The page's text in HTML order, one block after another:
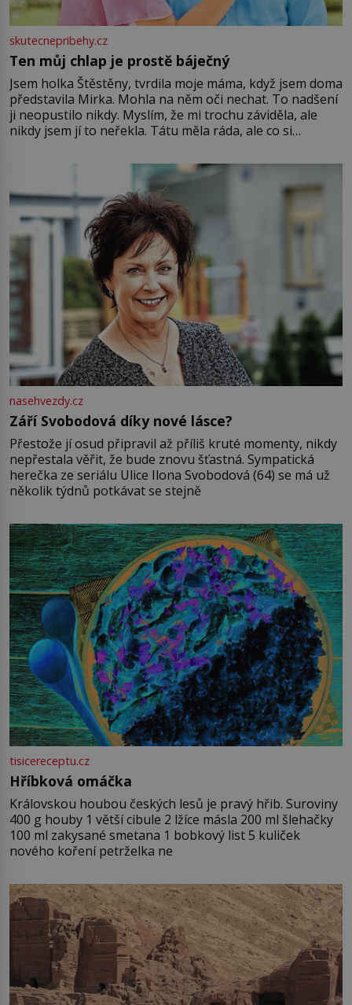
skutecnepribehy.cz
Ten můj chlap je prostě báječný
Jsem holka Štěstěny, tvrdila moje máma, když jsem doma
představila Mirka. Mohla na něm oči nechat. To nadšení
ji neopustilo nikdy. Myslím, že mi trochu záviděla, ale
nikdy jsem jí to neřekla. Tátu měla ráda, ale co si
Jsme spolu moc rádi Tehdy byla jiná doba, když
nasehvezdy.cz
Září Svobodová díky nové lásce?
Přestože jí osud připravil až příliš kruté momenty, nikdy
nepřestala věřit, že bude znovu šťastná. Sympatická
herečka ze seriálu Ulice Ilona Svobodová (64) se má už
několik týdnů potkávat se stejně
tisicereceptu.cz
Hříbková omáčka
Královskou houbou českých lesů je pravý hřib. Suroviny
400 g houby 1 větší cibule 2 lžíce másla 200 ml šlehačky
100 ml zakysané smetana 1 bobkový list 5 kuliček
nového koření petrželka ne